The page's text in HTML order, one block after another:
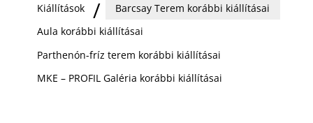
Kiállítások
Barcsay Terem korábbi kiállításai
Aula korábbi kiállításai
Parthenón-fríz terem korábbi kiállításai
MKE – PROFIL Galéria korábbi kiállításai